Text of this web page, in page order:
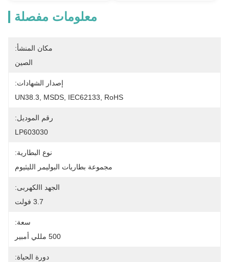
معلومات مفصلة
مكان المنشأ:
الصين
إصدار الشهادات:
UN38.3, MSDS, IEC62133, RoHS
رقم الموديل:
LP603030
نوع البطارية:
مجموعة بطاريات البوليمر الليثيوم
الجهد االكهربى:
3.7 فولت
سعة:
500 مللي أمبير
دورة الحياة: